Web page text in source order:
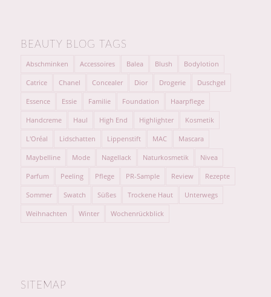
BEAUTY BLOG TAGS
Abschminken Accessoires Balea Blush Bodylotion
Catrice Chanel Concealer Dior Drogerie Duschgel
Essence Essie Familie Foundation Haarpflege
Handcreme Haul High End Highlighter Kosmetik
L'Oréal Lidschatten Lippenstift MAC Mascara
Maybelline Mode Nagellack Naturkosmetik Nivea
Parfum Peeling Pflege PR-Sample Review Rezepte
Sommer Swatch Süßes Trockene Haut Unterwegs
Weihnachten Winter Wochenrückblick
SITEMAP